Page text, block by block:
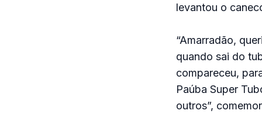
levantou o
“Amarradão,
quando sai do
compareceu,
Paúba Super
outros”,